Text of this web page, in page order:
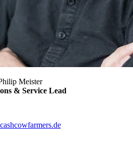
Meister
& Service Lead